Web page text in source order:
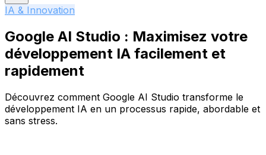
IA & Innovation
Google AI Studio : Maximisez votre
développement IA facilement et
rapidement
Découvrez comment Google AI Studio transforme le
développement IA en un processus rapide, abordable et
sans stress.